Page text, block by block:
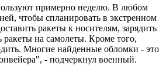
примерно неделю. В любом
чтобы спланировать в экстренном
ракеты к носителям, зарядить
ракеты на самолеты. Кроме того,
Многие найденные обломки - это
- подчеркнул военный.